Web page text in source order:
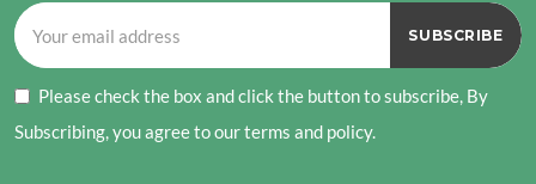
Please check the box and click the button to subscribe, By
Subscribing, you agree to our terms and policy.